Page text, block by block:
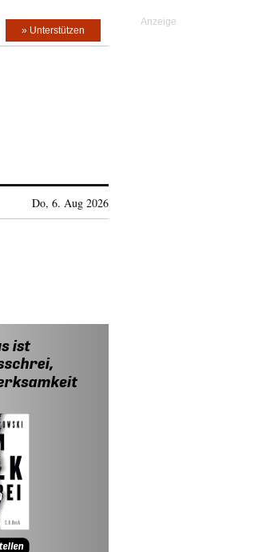
» Unterstützen
Do, 6. Aug 2026